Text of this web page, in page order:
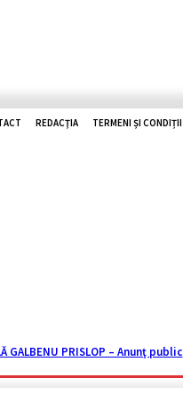
REDACŢIA TERMENI ȘI CONDIȚII
GALBENU PRISLOP – Anunţ public